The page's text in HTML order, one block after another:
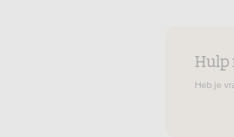
Hulp
Heb je